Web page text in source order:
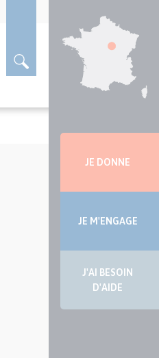
latéraleJE DONNE
JE M'ENGAGE
J'AI BESOIN
D'AIDE